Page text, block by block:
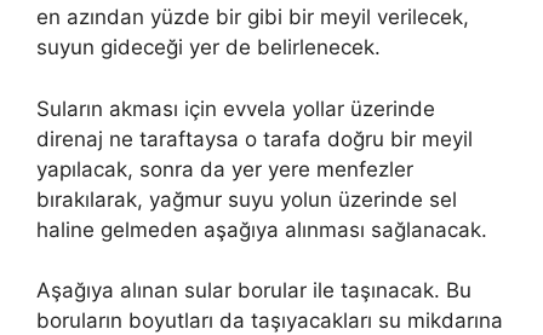
en azından yüzde bir gibi bir meyil verilecek,
suyun gideceği yer de belirlenecek.
Suların akması için evvela yollar üzerinde
direnaj ne taraftaysa o tarafa doğru bir meyil
yapılacak, sonra da yer yere menfezler
bırakılarak, yağmur suyu yolun üzerinde sel
haline gelmeden aşağıya alınması sağlanacak.
Aşağıya alınan sular borular ile taşınacak. Bu
boruların boyutları da taşıyacakları su mikdarına